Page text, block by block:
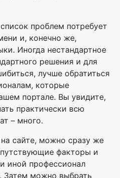
проблем потребует
и, конечно же,
Иногда нестандартное
решения и для
лучше обратиться
которые
портале. Вы увидите,
практически всю
– много.
сайте, можно сразу же
факторы и
иной профессионал
Затем можно выбрать